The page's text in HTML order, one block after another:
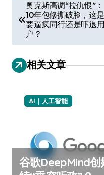
章
奥克斯高调“拉仇恨”：
10年包修撕破脸，这是
要逼疯同行还是吓退用
户？
相关文章
AI｜人工智能
谷歌DeepMind创